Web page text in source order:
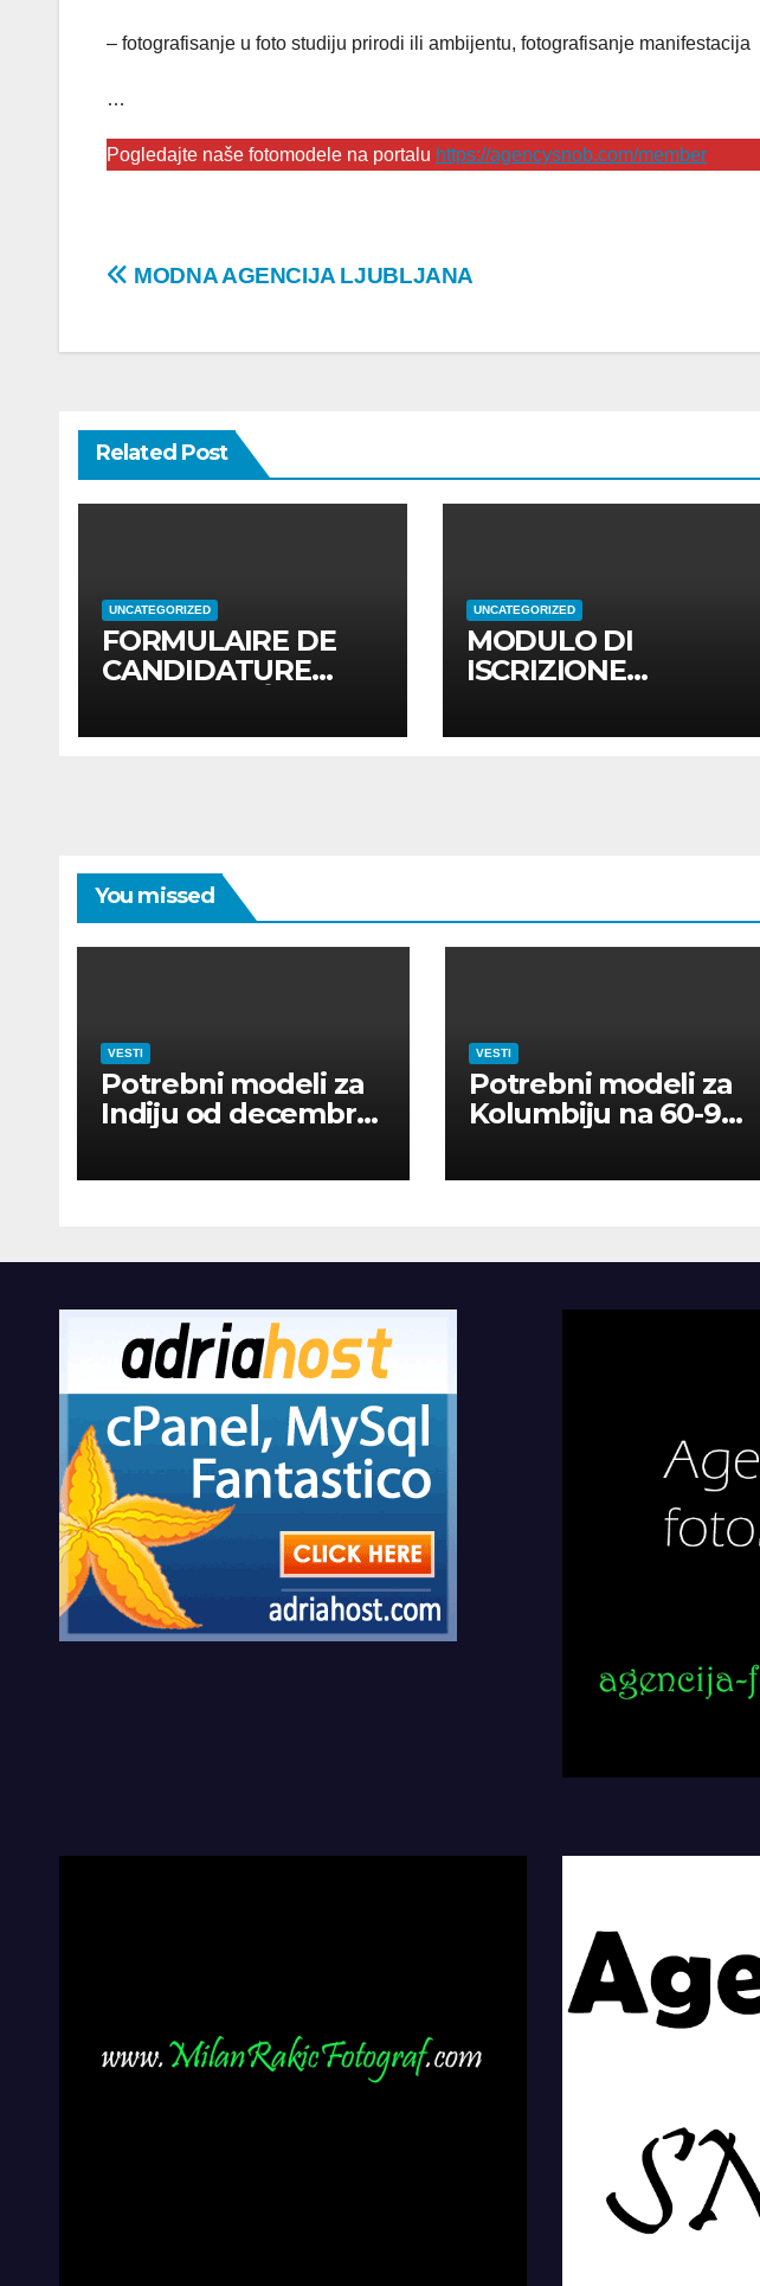
– fotografisanje u foto studiju prirodi ili ambijentu, fotografisanje manifestacija
…
Pogledajte naše fotomodele na portalu https://agencysnob.com/member
Post
MODNA AGENCIJA LJUBLJANA
Related Post
UNCATEGORIZED
FORMULAIRE DE
CANDIDATURE
UNCATEGORIZED
MODULO DI
ISCRIZIONE
You missed
VESTI
Potrebni modeli za
Indiju od decembra
VESTI
Potrebni modeli za
Kolumbiju na 60-90